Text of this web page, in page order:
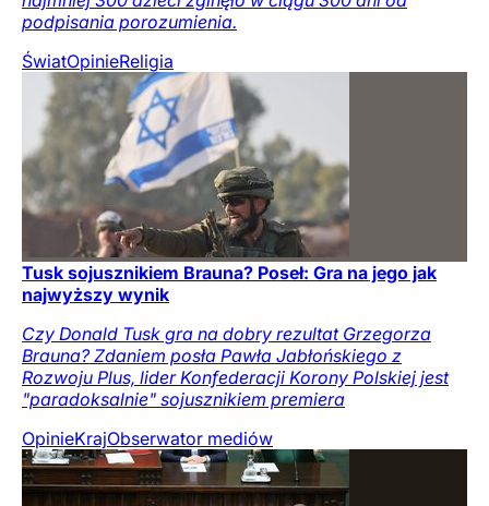
podpisania porozumienia.
ŚwiatOpinieReligia
Tusk sojusznikiem Brauna? Poseł: Gra na jego jak
najwyższy wynik
Czy Donald Tusk gra na dobry rezultat Grzegorza
Brauna? Zdaniem posła Pawła Jabłońskiego z
Rozwoju Plus, lider Konfederacji Korony Polskiej jest
"paradoksalnie" sojusznikiem premiera
OpinieKrajObserwator mediów